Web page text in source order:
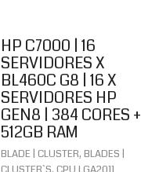
HP C7000 | 16
SERVIDORES X
BL460C G8 | 16 X
SERVIDORES HP
GEN8 | 384 CORES +
512GB RAM
BLADE | CLUSTER, BLADES |
,